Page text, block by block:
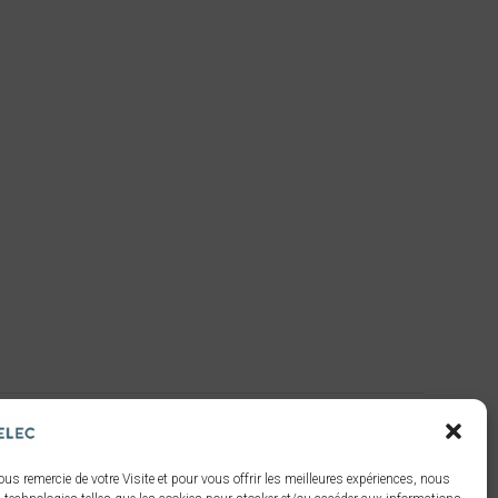
remercie de votre Visite et pour vous offrir les meilleures expériences, nous